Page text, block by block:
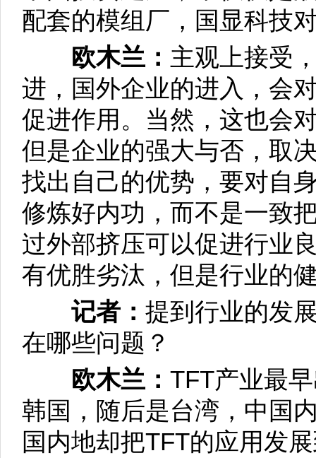
配套的模组厂，国显科技
欧木兰： 主观上接受
进，国外企业的进入，会
促进作用。当然，这也会
但是企业的强大与否，取
找出自己的优势，要对自
修炼好内功，而不是一致
过外部挤压可以促进行业
有优胜劣汰，但是行业的
记者： 提到行业的发
在哪些问题？
欧木兰： TFT产业最
韩国，随后是台湾，中国
国内地却把TFT的应用发